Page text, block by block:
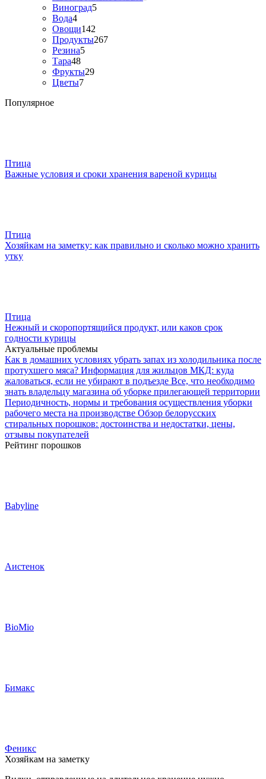
Виноград5
Вода4
Овощи142
Продукты267
Резина5
Тара48
Фрукты29
Цветы7
Популярное
Птица
Важные условия и сроки хранения вареной курицы
Птица
Хозяйкам на заметку: как правильно и сколько можно хранить
утку
Птица
Нежный и скоропортящийся продукт, или каков срок
годности курицы
Актуальные проблемы
Как в домашних условиях убрать запах из холодильника после
протухшего мяса? Информация для жильцов МКД: куда
жаловаться, если не убирают в подъезде Все, что необходимо
знать владельцу магазина об уборке прилегающей территории
Периодичность, нормы и требования осуществления уборки
рабочего места на производстве Обзор белорусских
стиральных порошков: достоинства и недостатки, цены,
отзывы покупателей
Рейтинг порошков
Babyline
Аистенок
BioMio
Бимакс
Феникс
Хозяйкам на заметку